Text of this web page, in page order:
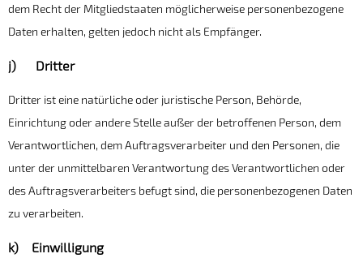
dem Recht der Mitgliedstaaten möglicherweise personenbezogene
Daten erhalten, gelten jedoch nicht als Empfänger.
j) Dritter
Dritter ist eine natürliche oder juristische Person, Behörde,
Einrichtung oder andere Stelle außer der betroffenen Person, dem
Verantwortlichen, dem Auftragsverarbeiter und den Personen, die
unter der unmittelbaren Verantwortung des Verantwortlichen oder
des Auftragsverarbeiters befugt sind, die personenbezogenen Daten
zu verarbeiten.
k) Einwilligung